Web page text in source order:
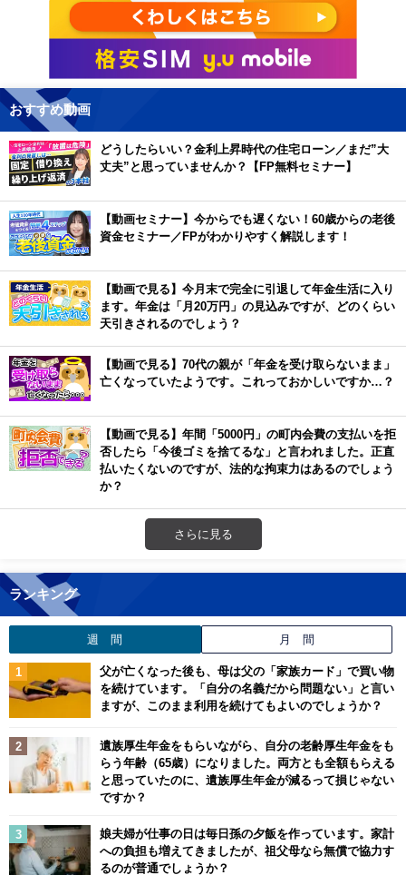
おすすめ動画
どうしたらいい？金利上昇時代の住宅ローン／まだ”大
丈夫”と思っていませんか？【FP無料セミナー】
【動画セミナー】今からでも遅くない！60歳からの老後
資金セミナー／FPがわかりやすく解説します！
【動画で見る】今月末で完全に引退して年金生活に入り
ます。年金は「月20万円」の見込みですが、どのくらい
天引きされるのでしょう？
【動画で見る】70代の親が「年金を受け取らないまま」
亡くなっていたようです。これっておかしいですか…？
【動画で見る】年間「5000円」の町内会費の支払いを拒
否したら「今後ゴミを捨てるな」と言われました。正直
払いたくないのですが、法的な拘束力はあるのでしょう
か？
さらに見る
ランキング
週 間 月 間
父が亡くなった後も、母は父の「家族カード」で買い物
を続けています。「自分の名義だから問題ない」と言い
ますが、このまま利用を続けてもよいのでしょうか？
遺族厚生年金をもらいながら、自分の老齢厚生年金をも
らう年齢（65歳）になりました。両方とも全額もらえる
と思っていたのに、遺族厚生年金が減るって損じゃない
ですか？
娘夫婦が仕事の日は毎日孫の夕飯を作っています。家計
への負担も増えてきましたが、祖父母なら無償で協力す
るのが普通でしょうか？